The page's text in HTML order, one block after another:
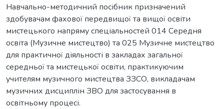
Навчально-методичний посібник призначений
здобувачам фахової передвищої та вищої освіти
мистецького напряму спеціальностей 014 Середня
освіта (Музичне мистецтво) та 025 Музичне мистецтво
для практичної діяльності в закладах загальної
середньої та мистецької освіти, практикуючим
учителям музичного мистецтва ЗЗСО, викладачам
музичних дисциплін ЗВО для застосування в
освітньому процесі.